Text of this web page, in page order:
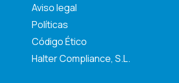
Aviso legal
Políticas
Código Ético
Halter Compliance, S.L.